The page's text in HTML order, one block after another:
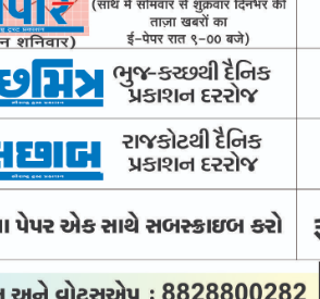
સકંજો કસવા સુપ્રીમનો આદેશ
પણ સંવાદની સુપ્રીમ સલાહ